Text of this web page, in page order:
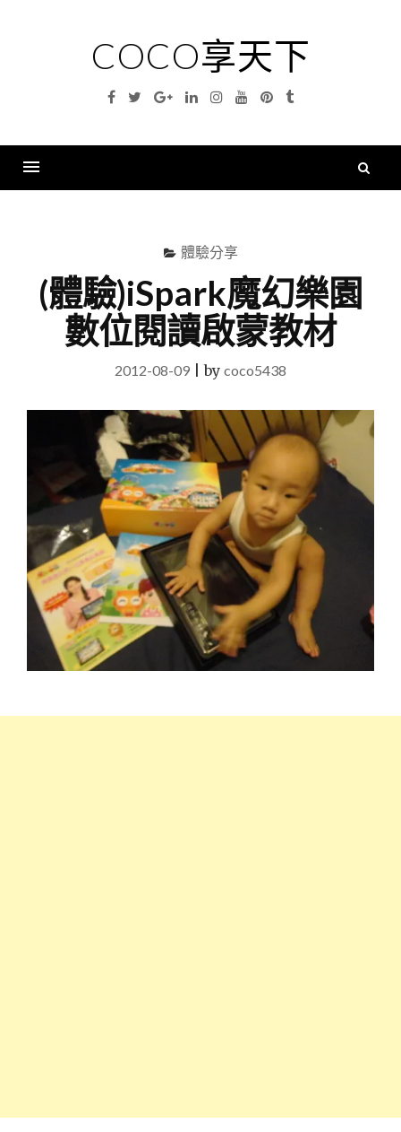
COCO享天下
Facebook
TwitterGoogleLinkedinInstagramYouTubePinterest
Tumblr
體驗分享
(體驗)iSpark魔幻樂園
數位閱讀啟蒙教材
2012-08-09 |by coco5438